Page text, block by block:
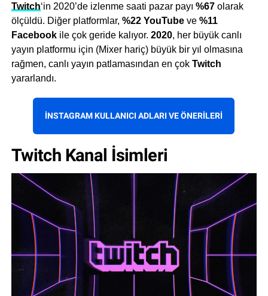
Twitch‘in 2020’de izlenme saati pazar payı %67olarak
ölçüldü. Diğer platformlar, %22 YouTubeve %11
Facebookile çok geride kalıyor. 2020, her büyük canlı
yayın platformu için (Mixer hariç) büyük bir yıl olmasına
rağmen, canlı yayın patlamasından en çok Twitch
yararlandı.
İNSTAGRAM KULLANICI ADLARI VE ÖNERILERI
Twitch Kanal İsimleri